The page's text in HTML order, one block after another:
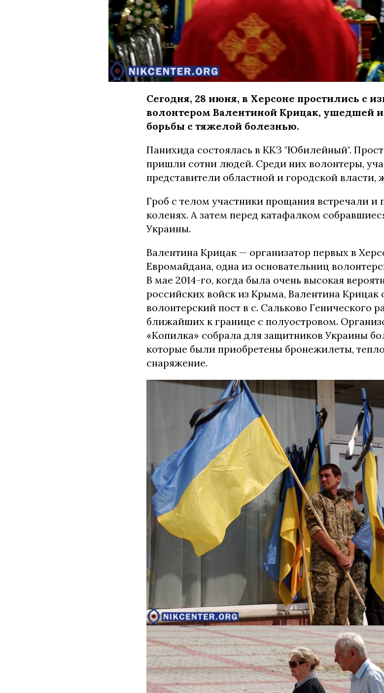
Сегодня, 28 июня, в Херсоне простились с
волонтером Валентиной Крицак, ушедшей
борьбы с тяжелой болезнью.
Панихида состоялась в ККЗ "Юбилейный".
пришли сотни людей. Среди них волонтеры,
представители областной и городской
Гроб с телом участники прощания встречали и
коленях. А затем перед катафалком
Украины.
Валентина Крицак — организатор первых в
Евромайдана, одна из основательниц
В мае 2014-го, когда была очень высокая
российских войск из Крыма, Валентина Крицак
волонтерский пост в с. Сальково Генического
ближайших к границе с полуостровом.
«Копилка» собрала для защитников Украины
которые были приобретены бронежилеты,
снаряжение.